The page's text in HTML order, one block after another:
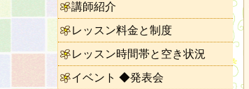
講師紹介
レッスン料金と制度
レッスン時間帯と空き状況
イベント ◆発表会